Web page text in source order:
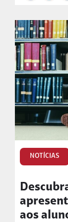
NOTÍCIAS
aos